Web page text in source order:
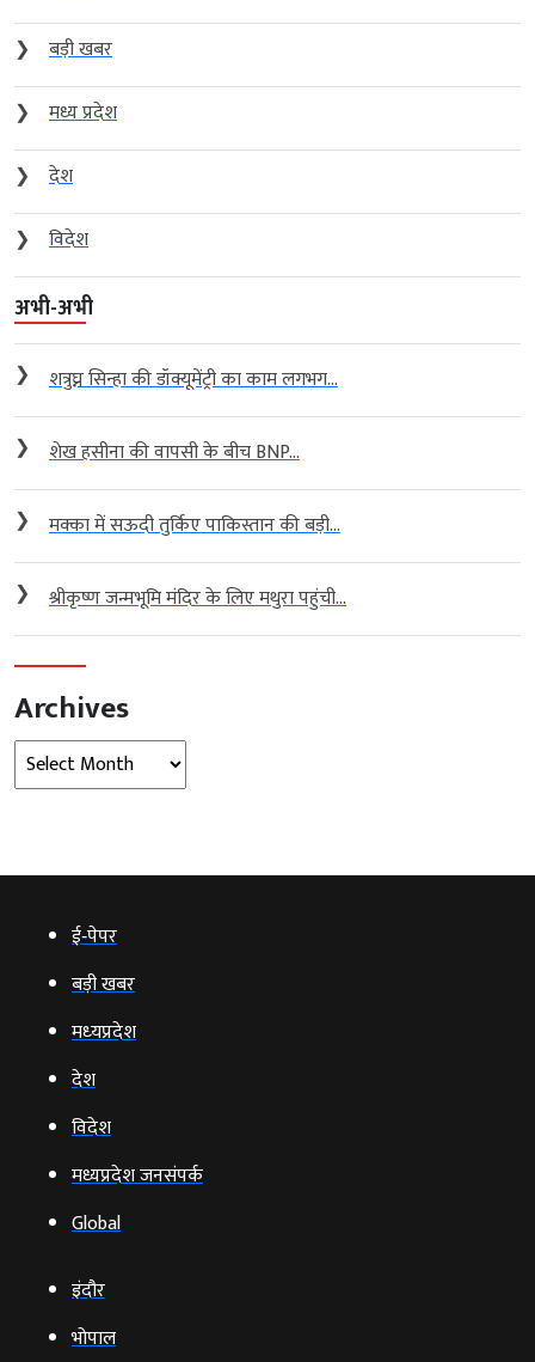
❯
बड़ी खबर
❯
मध्य प्रदेश
❯
देश
❯
विदेश
अभी-अभी
❯ शत्रुघ्न सिन्हा की डॉक्यूमेंट्री का काम लगभग...
❯ शेख हसीना की वापसी के बीच BNP...
❯ मक्का में सऊदी तुर्किए पाकिस्तान की बड़ी...
❯ श्रीकृष्ण जन्मभूमि मंदिर के लिए मथुरा पहुंची...
Archives
Archives
ई‑पेपर
बड़ी खबर
मध्‍यप्रदेश
देश
विदेश
मध्यप्रदेश जनसंपर्क
Global
इंदौर
भोपाल